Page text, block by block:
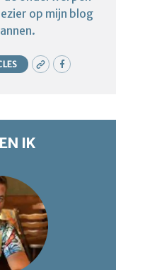
op mijn blog
IK